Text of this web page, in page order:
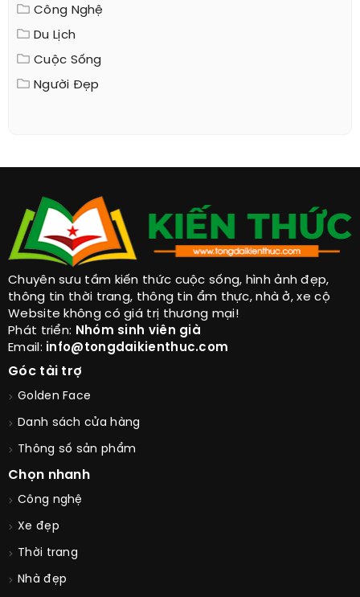
Công Nghệ
Du Lịch
Cuộc Sống
Người Đẹp
Chuyên sưu tầm kiến thức cuộc sống, hình ảnh đẹp,
thông tin thời trang, thông tin ẩm thực, nhà ở, xe cộ
Website không có giá trị thương mại!
Phát triển: Nhóm sinh viên già
Email: info@tongdaikienthuc.com
Góc tài trợ
Golden Face
Danh sách cửa hàng
Thông số sản phẩm
Chọn nhanh
Công nghệ
Xe đẹp
Thời trang
Nhà đẹp